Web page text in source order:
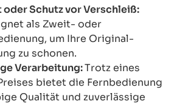
Schutz vor Verschleiß:
als Zweit- oder
um Ihre Original-
zu schonen.
Verarbeitung:Trotz eines
bietet die Fernbedienung
Qualität und zuverlässige